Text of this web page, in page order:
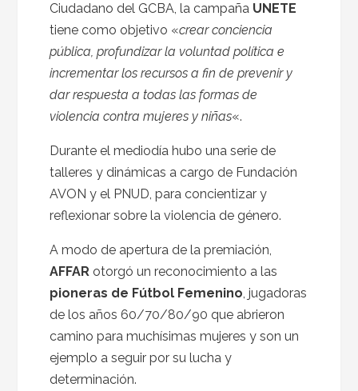
Ciudadano del GCBA, la campaña UNETE
tiene como objetivo «crear conciencia
pública, profundizar la voluntad política e
incrementar los recursos a fin de prevenir y
dar respuesta a todas las formas de
violencia contra mujeres y niñas«.
Durante el mediodía hubo una serie de
talleres y dinámicas a cargo de Fundación
AVON y el PNUD, para concientizar y
reflexionar sobre la violencia de género.
A modo de apertura de la premiación,
AFFARotorgó un reconocimiento a las
pioneras de Fútbol Femenino, jugadoras
de los años 60/70/80/90 que abrieron
camino para muchísimas mujeres y son un
ejemplo a seguir por su lucha y
determinación.